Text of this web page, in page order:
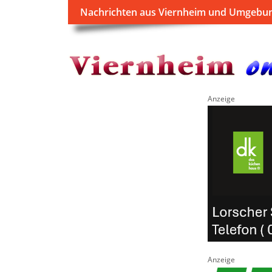
Nachrichten aus Viernheim und
Anzeige
Anzeige